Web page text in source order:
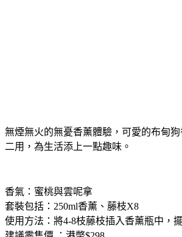
無煙無火的無憂香薰體驗，可愛的布甸
二用，為生活添上一點趣味。
香氣：蜜桃與雲呢拿
套裝包括：250ml香薰、藤枝X8
使用方法：將4-8枝藤枝插入香薰瓶中，